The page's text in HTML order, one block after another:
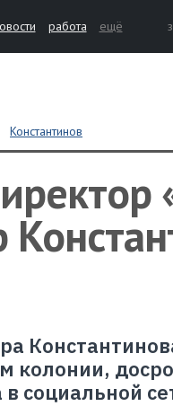
работа ещё
Константинов
колонии,
социальной